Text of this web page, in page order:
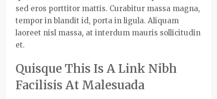
sed eros porttitor mattis. Curabitur massa magna,
tempor in blandit id, porta in ligula. Aliquam
laoreet nisl massa, at interdum mauris sollicitudin
et.
Quisque This Is A Link Nibh
Facilisis At Malesuada